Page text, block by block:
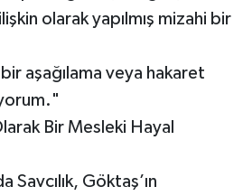
olarak yapılmış mizahi bir
aşağılama veya hakaret
Bir Mesleki Hayal
Savcılık, Göktaş’ın